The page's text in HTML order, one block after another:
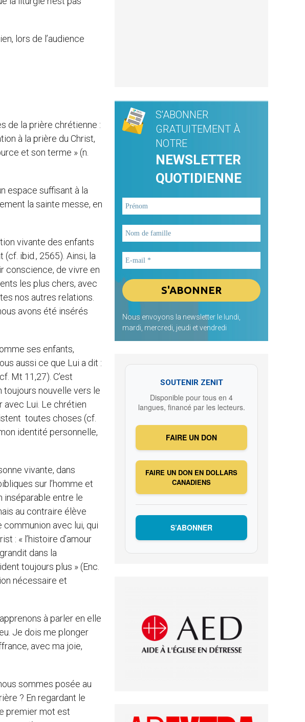
lors de l’audience
de la prière chrétienne :
à la prière du Christ,
et son terme » (n.
espace suffisant à la
la sainte messe, en
vivante des enfants
ibid., 2565). Ainsi, la
conscience, de vivre en
les plus chers, avec
nos autres relations.
avons été insérés
ses enfants,
aussi ce que Lui a dit :
Mt 11,27). C’est
nouvelle vers le
avec Lui. Le chrétien
toutes choses (cf.
identité personnelle,
vivante, dans
sur l’homme et
inséparable entre le
au contraire élève
avec lui, qui
: « l’histoire d’amour
dans la
toujours plus » (Enc.
nécessaire et
à parler en elle
Je dois me plonger
avec ma joie,
sommes posée au
? En regardant le
premier mot est
S'ABONNER
GRATUITEMENT À
NOTRE
NEWSLETTER
QUOTIDIENNE
Nous envoyons la newsletter le lundi,
mardi, mercredi, jeudi et vendredi
SOUTENIR ZENIT
Disponible pour tous en 4
langues, financé par les lecteurs.
FAIRE UN DON
FAIRE UN DON EN DOLLARS
CANADIENS
S’ABONNER